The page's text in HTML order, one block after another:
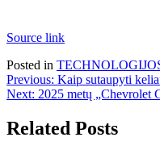
Source link
Posted in
Navigacija
tarp
įrašų
Previous: Kaip sutaupyti
Next: 2025 metų „Chevrolet
Related Posts